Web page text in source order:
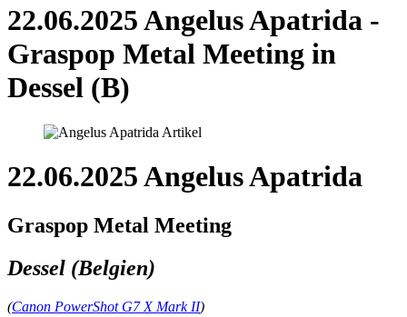
22.06.2025 Angelus Apatrida -
Graspop Metal Meeting in
Dessel (B)
22.06.2025 Angelus Apatrida
Graspop Metal Meeting
Dessel (Belgien)
(Canon PowerShot G7 X Mark II)